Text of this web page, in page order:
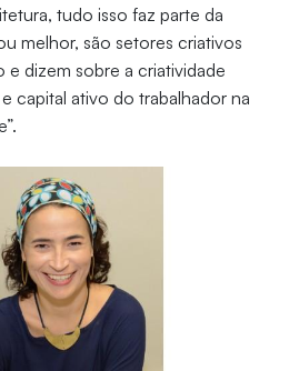
tudo isso faz parte da
melhor, são setores criativos
e dizem sobre a criatividade
capital ativo do trabalhador na